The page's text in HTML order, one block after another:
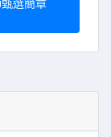
選簡章